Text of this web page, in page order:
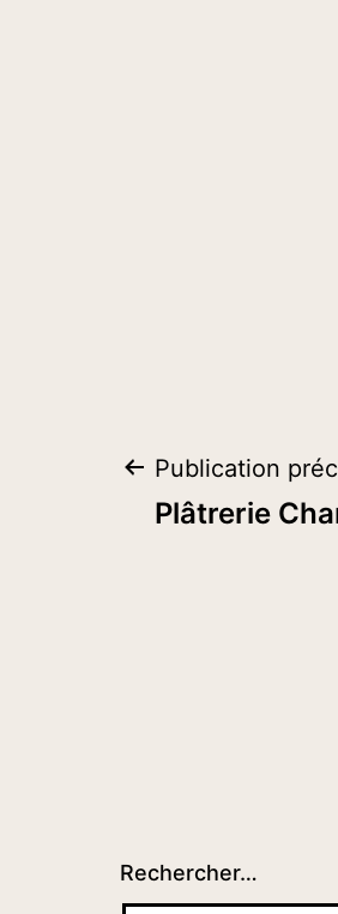
Publication
Plâtrerie
Rechercher…